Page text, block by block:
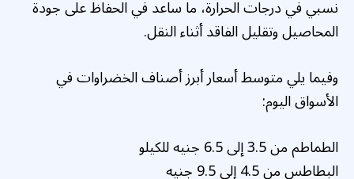
نسبي في درجات الحرارة، ما ساعد في الحفاظ على جودة
المحاصيل وتقليل الفاقد أثناء النقل.
وفيما يلي متوسط أسعار أبرز أصناف الخضراوات في
الأسواق اليوم:
الطماطم من 3.5 إلى 6.5 جنيه للكيلو
البطاطس من 4.5 إلى 9.5 جنيه